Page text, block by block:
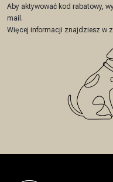
Aby aktywować kod rabatowy,
mail.
Więcej informacji znajdziesz w